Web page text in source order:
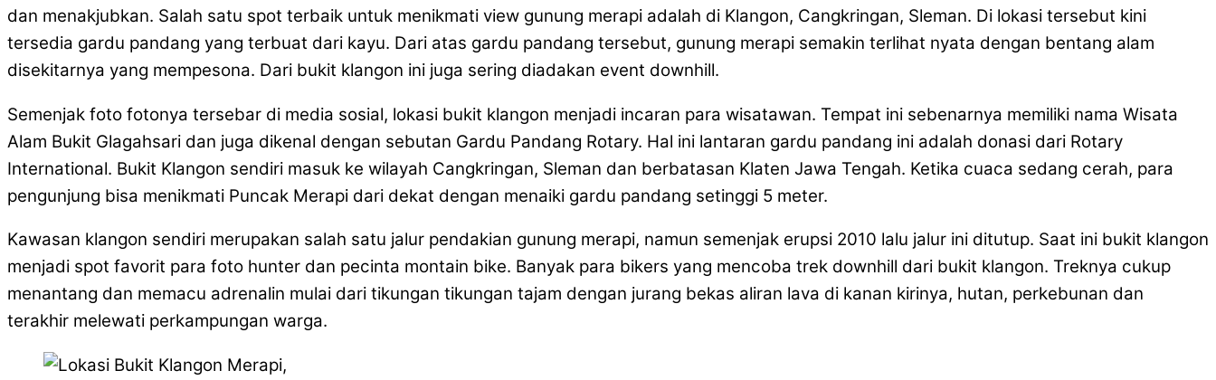
dan menakjubkan. Salah satu spot terbaik untuk menikmati view gunung merapi adalah di Klangon, Cangkringan, Sleman. Di lokasi tersebut kini
tersedia gardu pandang yang terbuat dari kayu. Dari atas gardu pandang tersebut, gunung merapi semakin terlihat nyata dengan bentang alam
disekitarnya yang mempesona. Dari bukit klangon ini juga sering diadakan event downhill.
Semenjak foto fotonya tersebar di media sosial, lokasi bukit klangon menjadi incaran para wisatawan. Tempat ini sebenarnya memiliki nama Wisata
Alam Bukit Glagahsari dan juga dikenal dengan sebutan Gardu Pandang Rotary. Hal ini lantaran gardu pandang ini adalah donasi dari Rotary
International. Bukit Klangon sendiri masuk ke wilayah Cangkringan, Sleman dan berbatasan Klaten Jawa Tengah. Ketika cuaca sedang cerah, para
pengunjung bisa menikmati Puncak Merapi dari dekat dengan menaiki gardu pandang setinggi 5 meter.
Kawasan klangon sendiri merupakan salah satu jalur pendakian gunung merapi, namun semenjak erupsi 2010 lalu jalur ini ditutup. Saat ini bukit klangon
menjadi spot favorit para foto hunter dan pecinta montain bike. Banyak para bikers yang mencoba trek downhill dari bukit klangon. Treknya cukup
menantang dan memacu adrenalin mulai dari tikungan tikungan tajam dengan jurang bekas aliran lava di kanan kirinya, hutan, perkebunan dan
terakhir melewati perkampungan warga.